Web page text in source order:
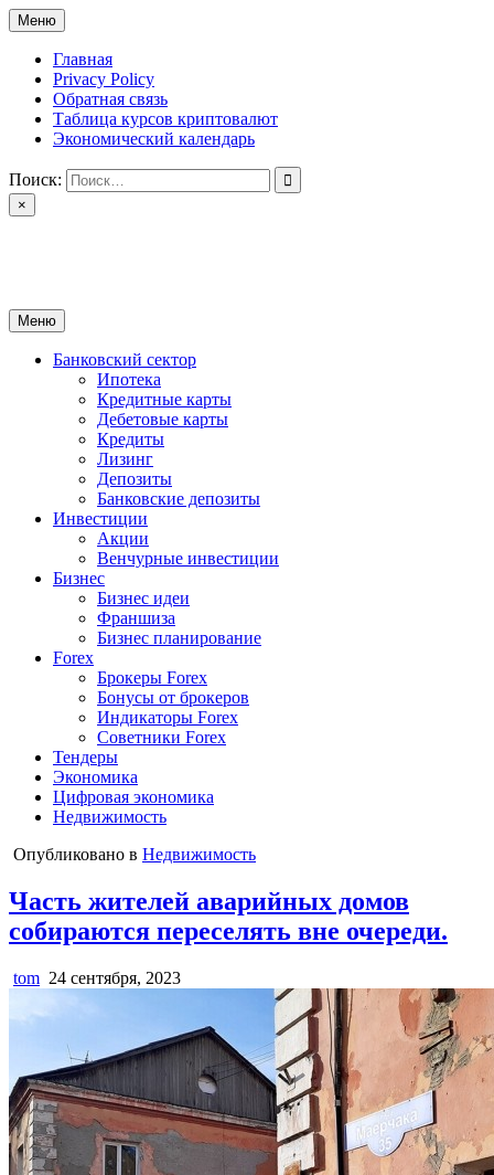
Перейти
к
содержимому
Меню
Главная
Privacy Policy
Обратная связь
Таблица курсов криптовалют
Экономический календарь
Поиск:
×
Меню
Банковский сектор
Ипотека
Кредитные карты
Дебетовые карты
Кредиты
Лизинг
Депозиты
Банковские депозиты
Инвестиции
Акции
Венчурные инвестиции
Бизнес
Бизнес идеи
Франшиза
Бизнес планирование
Forex
Брокеры Forex
Бонусы от брокеров
Индикаторы Forex
Советники Forex
Тендеры
Экономика
Цифровая экономика
Недвижимость
Опубликовано в Недвижимость
Часть жителей аварийных домов
собираются переселять вне очереди.
tom 24 сентября, 2023